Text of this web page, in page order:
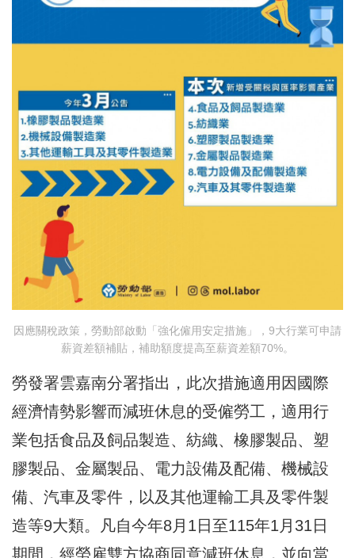
因應關稅政策，勞動部啟動「強化僱用安定措施」，9大行業可申請
薪資差額補貼，補助額度提高至薪資差額70%。
勞發署雲嘉南分署指出，此次措施適用因國際
經濟情勢影響而減班休息的受僱勞工，適用行
業包括食品及飼品製造、紡織、橡膠製品、塑
膠製品、金屬製品、電力設備及配備、機械設
備、汽車及零件，以及其他運輸工具及零件製
造等9大類。凡自今年8月1日至115年1月31日
期間，經勞雇雙方協商同意減班休息，並向當